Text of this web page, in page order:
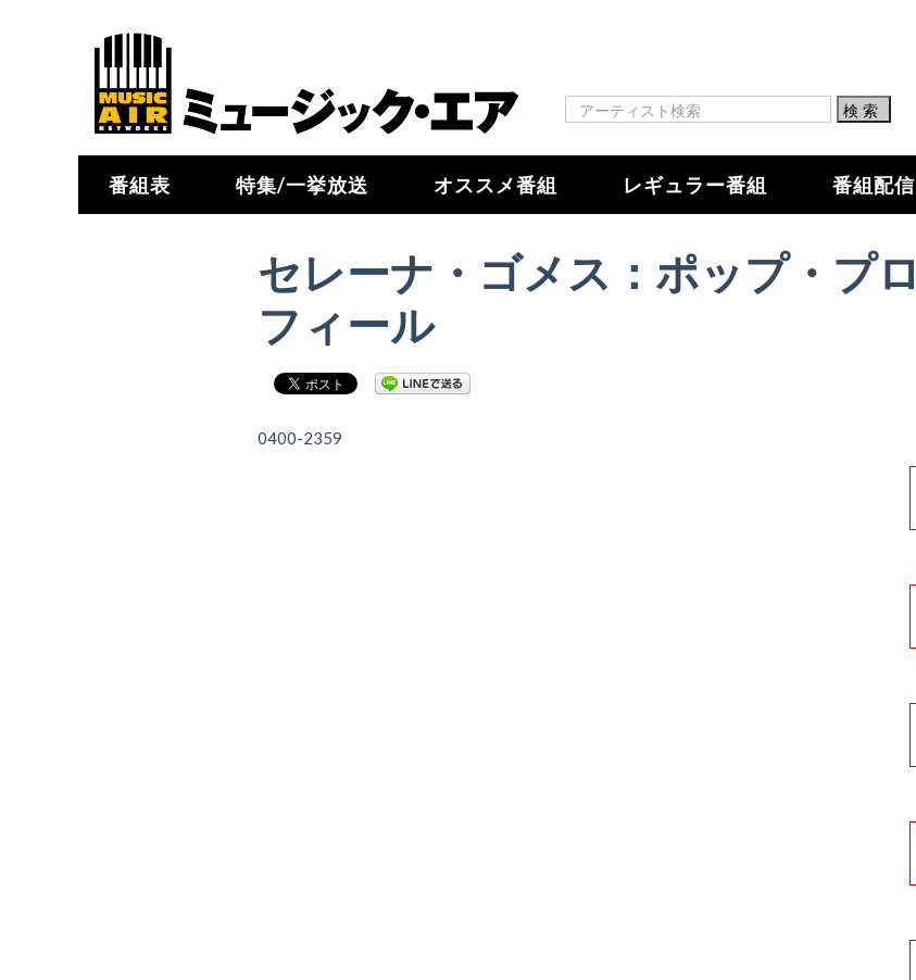
番組表 特集/一挙放送 オススメ番組 レギュラー番組 番組配信
セレーナ・ゴメス：ポップ・プロ
フィール
0400-2359